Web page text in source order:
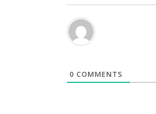
0 COMMENTS